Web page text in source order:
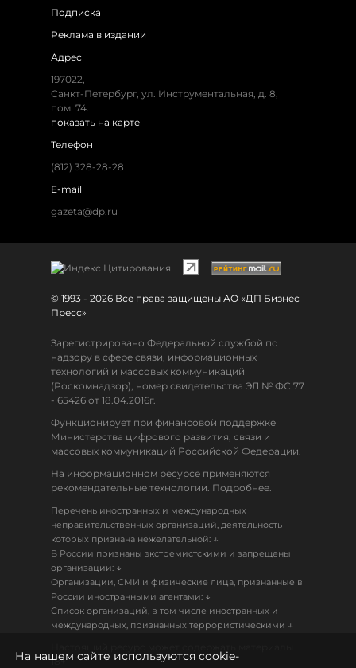
Подписка
Реклама в издании
Адрес
197022,
Санкт-Петербург, ул. Инструментальная, д. 8,
пом. 74.
показать на карте
Телефон
(812) 328-28-28
E-mail
gazeta@dp.ru
© 1993 - 2026 Все права защищены АО «ДП Бизнес
Пресс»
Зарегистрировано Федеральной службой по
надзору в сфере связи, информационных
технологий и массовых коммуникаций
(Роскомнадзор), номер свидетельства ЭЛ № ФС 77
- 65426 от 18.04.2016г.
Функционирует при финансовой поддержке
Министерства цифрового развития, связи и
массовых коммуникаций Российской Федерации.
На информационном ресурсе применяются
рекомендательные технологии. Подробнее.
Перечень иностранных и международных
неправительственных организаций, деятельность
которых признана нежелательной: ↓
В России признаны экстремистскими и запрещены
организации: ↓
Организации, СМИ и физические лица, признанные в
России иностранными агентами: ↓
Список организаций, в том числе иностранных и
международных, признанных террористическими ↓
18+
На нашем сайте используются cookie-